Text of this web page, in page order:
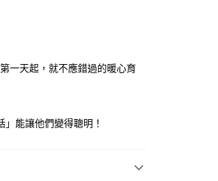
一天起，就不應錯過的暖心育
能讓他們變得聰明！